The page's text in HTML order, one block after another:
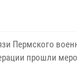
Пермского
прошли